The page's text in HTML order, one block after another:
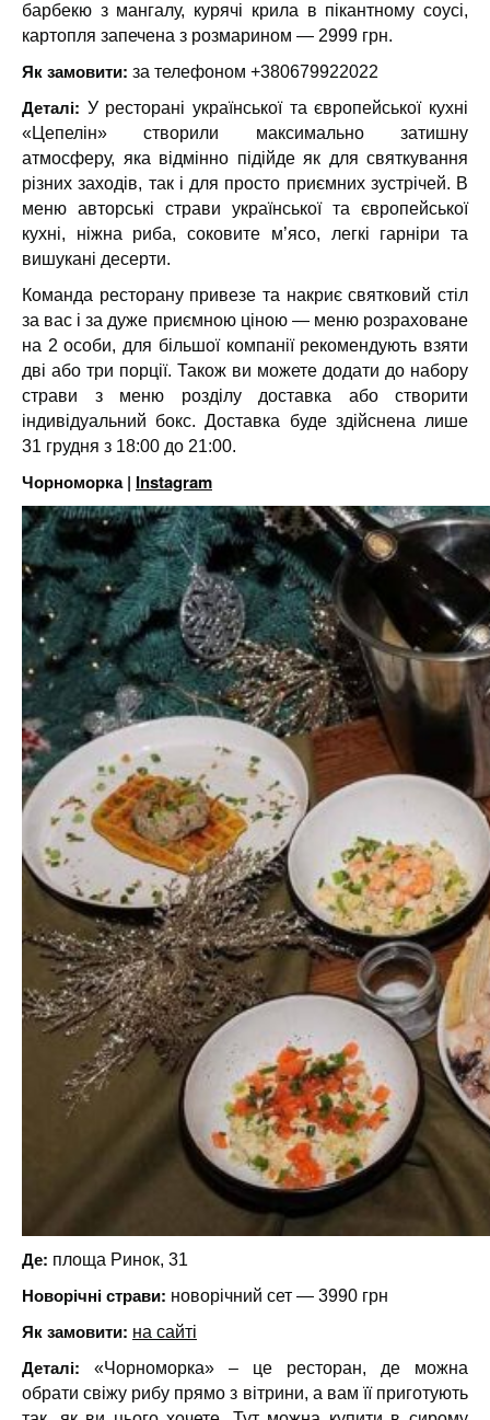
барбекю з мангалу, курячі крила в пікантному соусі,
картопля запечена з розмарином — 2999 грн.
Як замовити: за телефоном +380679922022
Деталі: У ресторані української та європейської кухні
«Цепелін» створили максимально затишну
атмосферу, яка відмінно підійде як для святкування
різних заходів, так і для просто приємних зустрічей. В
меню авторські страви української та європейської
кухні, ніжна риба, соковите м’ясо, легкі гарніри та
вишукані десерти.
Команда ресторану привезе та накриє святковий стіл
за вас і за дуже приємною ціною — меню розраховане
на 2 особи, для більшої компанії рекомендують взяти
дві або три порції. Також ви можете додати до набору
страви з меню розділу доставка або створити
індивідуальний бокс. Доставка буде здійснена лише
31 грудня з 18:00 до 21:00.
Чорноморка | Instagram
Де: площа Ринок, 31
Новорічні страви: новорічний сет — 3990 грн
Як замовити: на сайті
Деталі:
«Чорноморка» – це ресторан, де можна
обрати свіжу рибу прямо з вітрини, а вам її приготують